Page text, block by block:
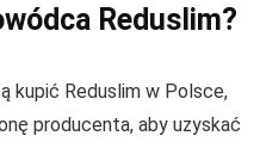
Reduslim?
kupić Reduslim w Polsce,
producenta, aby uzyskać